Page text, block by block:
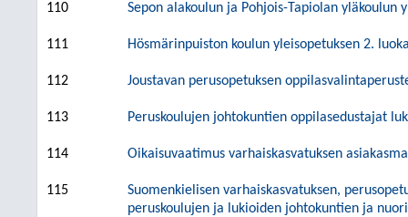
110 Sepon alakoulun ja Pohjois-Tapiolan yläkoulun
111 Hösmärinpuiston koulun yleisopetuksen 2.
112 Joustavan perusopetuksen
113 Peruskoulujen johtokuntien oppilasedustajat
114 Oikaisuvaatimus varhaiskasvatuksen
115
Suomenkielisen varhaiskasvatuksen,
peruskoulujen ja lukioiden johtokuntien ja